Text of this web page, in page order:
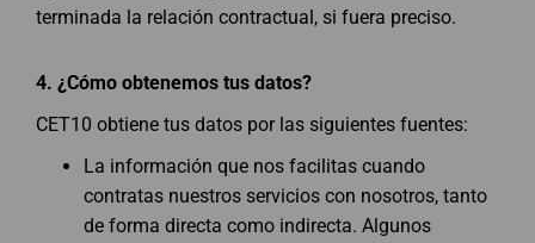
terminada la relación contractual, si fuera preciso.
4. ¿Cómo obtenemos tus datos?
CET10 obtiene tus datos por las siguientes fuentes:
La información que nos facilitas cuando
contratas nuestros servicios con nosotros, tanto
de forma directa como indirecta. Algunos